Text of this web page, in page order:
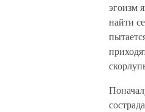
эгоизм
найти